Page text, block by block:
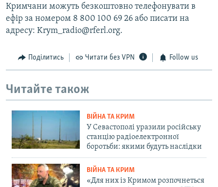
Кримчани можуть безкоштовно телефонувати в
ефір за номером 8 800 100 69 26 або писати на
адресу: Krym_radio@rferl.org.
Поділитись Читати без VPN Follow us
Читайте також
ВІЙНА ТА КРИМ
У Севастополі уразили російську
станцію радіоелектронної
боротьби: якими будуть наслідки
ВІЙНА ТА КРИМ
«Для них із Кримом розпочнеться